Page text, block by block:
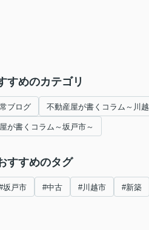
すめのカテゴリ
ブログ 不動産屋が書くコラム～川
が書くコラム～坂戸市～
すすめのタグ
坂戸市 #中古 #川越市 #新築